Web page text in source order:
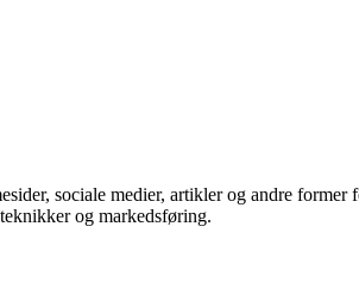
sociale medier, artikler og andre
og markedsføring.